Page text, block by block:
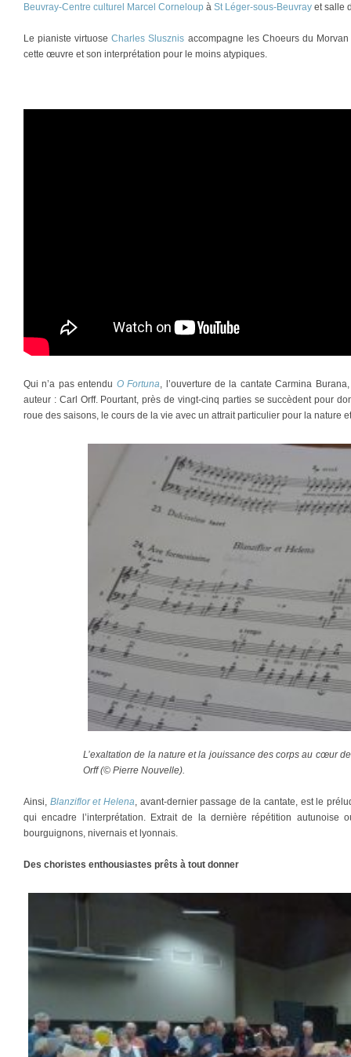
Beuvray-Centre culturel Marcel Corneloup à St Léger-sous-Beuvray et salle
Le pianiste virtuoseCharles Slusznis accompagne les Choeurs du
cette œuvre et son interprétation pour le moins atypiques.
Qui n’a pas entendu O Fortuna , l’ouverture de la cantate Carmina
auteur : Carl Orff. Pourtant, près de vingt-cinq parties se succèdent pour
roue des saisons, le cours de la vie avec un attrait particulier pour la nature
L’exaltation de la nature et la jouissance des corps au cœur
Orff (© Pierre Nouvelle).
Ainsi, Blanziflor et Helena , avant-dernier passage de la cantate, est le
qui encadre l’interprétation. Extrait de la dernière répétition autunoise
bourguignons, nivernais et lyonnais.
Des choristes enthousiastes prêts à tout donner